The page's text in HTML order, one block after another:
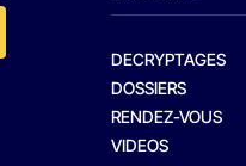
DECRYPTAGES
DOSSIERS
RENDEZ-VOUS
VIDEOS